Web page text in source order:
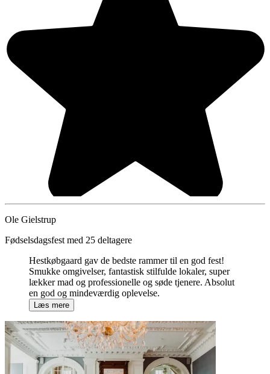
Ole Gielstrup
Fødselsdagsfest med 25 deltagere
Hestkøbgaard gav de bedste rammer til en god fest!
Smukke omgivelser, fantastisk stilfulde lokaler, super
lækker mad og professionelle og søde tjenere. Absolut
en god og mindeværdig oplevelse.
Læs mere